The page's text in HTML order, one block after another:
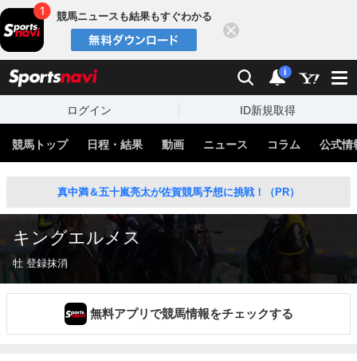
競馬ニュースも結果もすぐわかる
検索 通知
i
ログイン ID新規取得
競馬トップ 日程・結果 動画 ニュース コラム 公式情
真中満＆五十嵐亮太が佐賀競馬予想に挑戦！（PR）
キングエルメス
牡 登録抹消
無料アプリで競馬情報をチェックする